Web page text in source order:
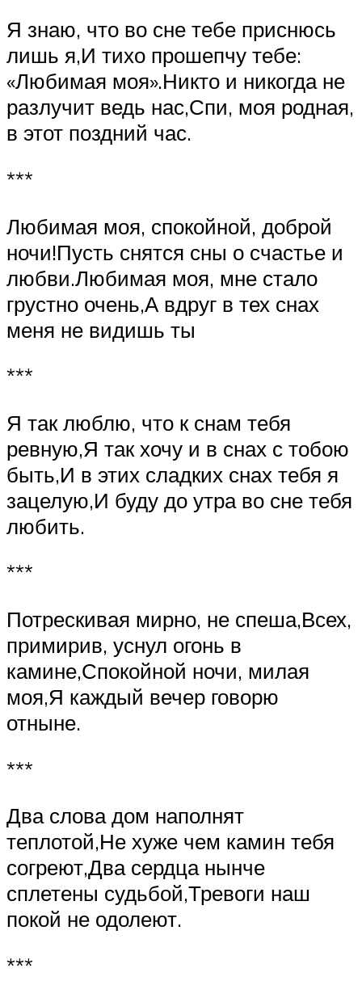
Я знаю, что во сне тебе приснюсь
лишь я,И тихо прошепчу тебе:
«Любимая моя».Никто и никогда не
разлучит ведь нас,Спи, моя родная,
в этот поздний час.
***
Любимая моя, спокойной, доброй
ночи!Пусть снятся сны о счастье и
любви.Любимая моя, мне стало
грустно очень,А вдруг в тех снах
меня не видишь ты
***
Я так люблю, что к снам тебя
ревную,Я так хочу и в снах с тобою
быть,И в этих сладких снах тебя я
зацелую,И буду до утра во сне тебя
любить.
***
Потрескивая мирно, не спеша,Всех,
примирив, уснул огонь в
камине,Спокойной ночи, милая
моя,Я каждый вечер говорю
отныне.
***
Два слова дом наполнят
теплотой,Не хуже чем камин тебя
согреют,Два сердца нынче
сплетены судьбой,Тревоги наш
покой не одолеют.
***